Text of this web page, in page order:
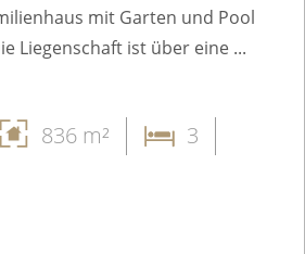
mit Garten und Pool
Liegenschaft ist über eine ...
836 m²
3